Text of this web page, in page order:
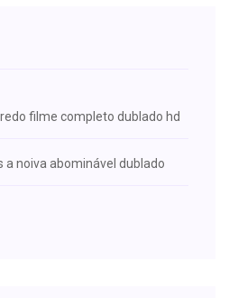
filme completo dublado hd
a noiva abominável dublado